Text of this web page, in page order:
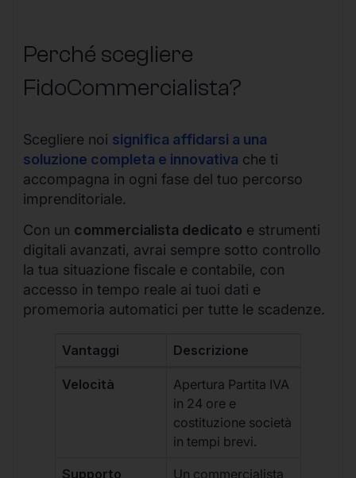
Perché scegliere
FidoCommercialista?
Scegliere noi significa affidarsi a una
soluzione completa e innovativa che ti
accompagna in ogni fase del tuo percorso
imprenditoriale.
Con un commercialista dedicato e strumenti
digitali avanzati, avrai sempre sotto controllo
la tua situazione fiscale e contabile, con
accesso in tempo reale ai tuoi dati e
promemoria automatici per tutte le scadenze.
Vantaggi Descrizione
Velocità
Apertura Partita IVA
in 24 ore e
costituzione società
in tempi brevi.
Supporto
Un commercialista